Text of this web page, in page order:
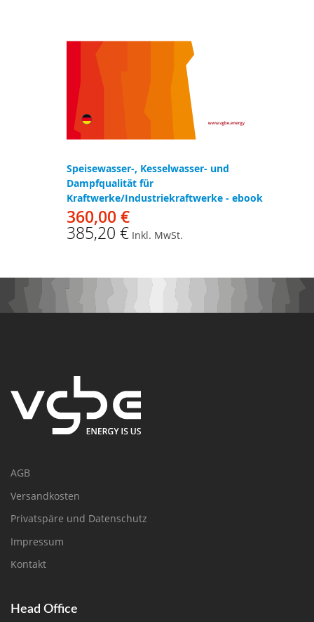
Speisewasser-, Kesselwasser- und
Dampfqualität für
Kraftwerke/Industriekraftwerke - ebook
360,00 €
385,20 € Inkl. MwSt.
AGB
Versandkosten
Privatspäre und Datenschutz
Impressum
Kontakt
Head Office